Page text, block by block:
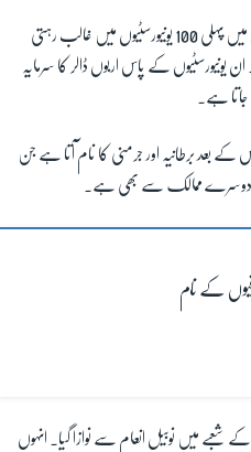
فرانسیسی خبر رساں ادارے اے ایف پی کے مطابق، امریکی یونیورسٹیاں مسلسل عالمی درجہ بندی میں پہلی 100 یونیورسٹیوں میں غالب رہتی
کے پاس اربوں ڈالر کا سرمایہ
ہے۔
کے بعد برطانیہ اور جرمنی کا نام آتا ہے جن
کئی دوسرے ممالک سے بھی ہے۔
کے نام
شعبے میں نوبیل انعام سے نوازا گیا۔ انہوں